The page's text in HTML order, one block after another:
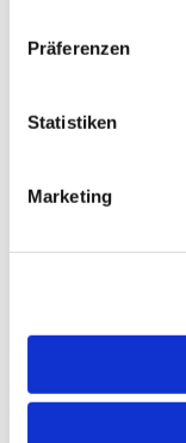
Präferenzen
Statistiken
Marketing